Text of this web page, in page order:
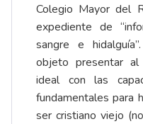
Colegio Mayor del
expediente de
sangre e
objeto presentar
ideal con las
fundamentales para
ser cristiano viejo